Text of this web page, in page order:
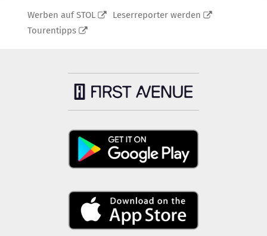
Werben auf STOL
Leserreporter werden
Tourentipps